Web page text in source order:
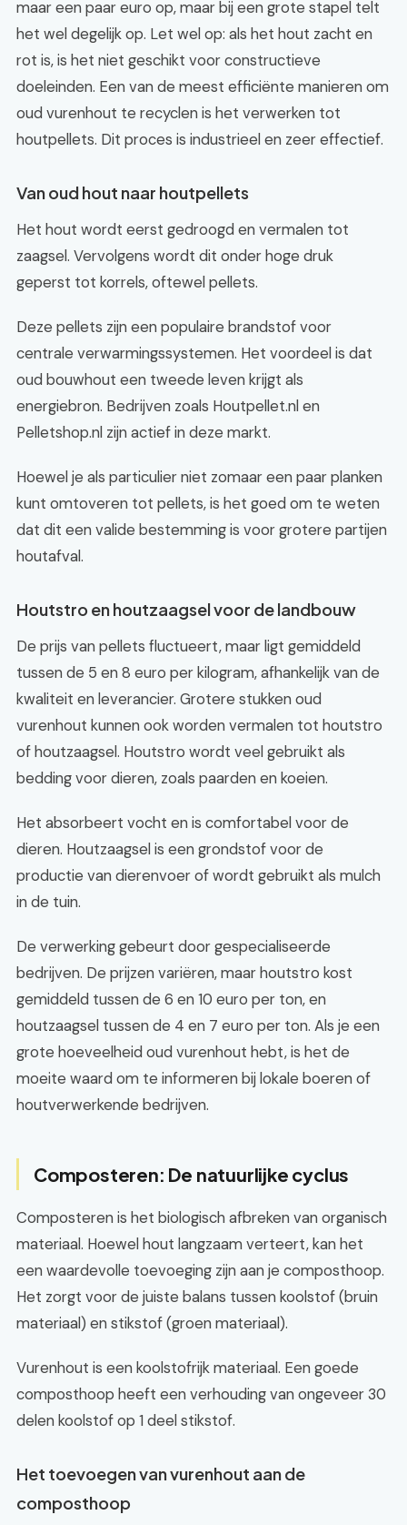
maar een paar euro op, maar bij een grote stapel telt
het wel degelijk op. Let wel op: als het hout zacht en
rot is, is het niet geschikt voor constructieve
doeleinden. Een van de meest efficiënte manieren om
oud vurenhout te recyclen is het verwerken tot
houtpellets. Dit proces is industrieel en zeer effectief.
Van oud hout naar houtpellets
Het hout wordt eerst gedroogd en vermalen tot
zaagsel. Vervolgens wordt dit onder hoge druk
geperst tot korrels, oftewel pellets.
Deze pellets zijn een populaire brandstof voor
centrale verwarmingssystemen. Het voordeel is dat
oud bouwhout een tweede leven krijgt als
energiebron. Bedrijven zoals Houtpellet.nl en
Pelletshop.nl zijn actief in deze markt.
Hoewel je als particulier niet zomaar een paar planken
kunt omtoveren tot pellets, is het goed om te weten
dat dit een valide bestemming is voor grotere partijen
houtafval.
Houtstro en houtzaagsel voor de landbouw
De prijs van pellets fluctueert, maar ligt gemiddeld
tussen de 5 en 8 euro per kilogram, afhankelijk van de
kwaliteit en leverancier. Grotere stukken oud
vurenhout kunnen ook worden vermalen tot houtstro
of houtzaagsel. Houtstro wordt veel gebruikt als
bedding voor dieren, zoals paarden en koeien.
Het absorbeert vocht en is comfortabel voor de
dieren. Houtzaagsel is een grondstof voor de
productie van dierenvoer of wordt gebruikt als mulch
in de tuin.
De verwerking gebeurt door gespecialiseerde
bedrijven. De prijzen variëren, maar houtstro kost
gemiddeld tussen de 6 en 10 euro per ton, en
houtzaagsel tussen de 4 en 7 euro per ton. Als je een
grote hoeveelheid oud vurenhout hebt, is het de
moeite waard om te informeren bij lokale boeren of
houtverwerkende bedrijven.
Composteren: De natuurlijke cyclus
Composteren is het biologisch afbreken van organisch
materiaal. Hoewel hout langzaam verteert, kan het
een waardevolle toevoeging zijn aan je composthoop.
Het zorgt voor de juiste balans tussen koolstof (bruin
materiaal) en stikstof (groen materiaal).
Vurenhout is een koolstofrijk materiaal. Een goede
composthoop heeft een verhouding van ongeveer 30
delen koolstof op 1 deel stikstof.
Het toevoegen van vurenhout aan de
composthoop